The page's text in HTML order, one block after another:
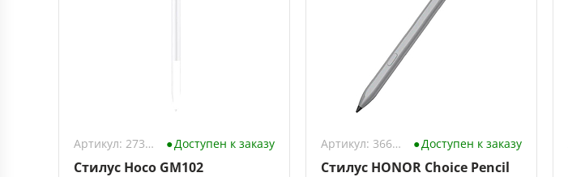
Артикул: 2733052 Доступен к заказу
Стилус Hoco GM102
Артикул: 3667217 Доступен к заказу
Стилус HONOR Choice Pencil